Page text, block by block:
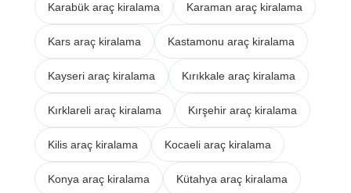
Karabük araç kiralama Karaman araç kiralama
Kars araç kiralama Kastamonu araç kiralama
Kayseri araç kiralama Kırıkkale araç kiralama
Kırklareli araç kiralama Kırşehir araç kiralama
Kilis araç kiralama Kocaeli araç kiralama
Konya araç kiralama Kütahya araç kiralama